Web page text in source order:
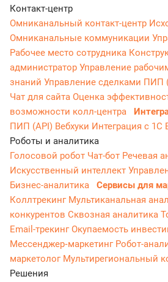
Контакт-центр
Омниканальный контакт-центр
Омниканальные коммуникации
Рабочее место сотрудника
администратор Управление
знаний Управление сделками ПИП
Чат для сайта Оценка
возможности колл-центра
ПИП (API) Вебхуки Интеграция с 1С
Роботы и аналитика
Голосовой робот Чат-бот Речевая
Искусственный интеллект
Бизнес-аналитика
Сервисы для
Коллтрекинг Мультиканальная
конкурентов Сквозная аналитика
Email-трекингОкупаемость
Мессенджер‑маркетинг Робот-
маркетолог Мультирегиональный
Решения